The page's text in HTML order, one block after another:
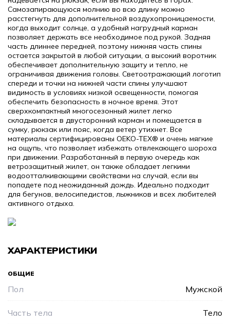
Самозапирающуюся молнию во всю длину можно
расстегнуть для дополнительной воздухопроницаемости,
когда выходит солнце, а удобный нагрудный карман
позволяет держать все необходимое под рукой. Задняя
часть длиннее передней, поэтому нижняя часть спины
остается закрытой в любой ситуации, а высокий воротник
обеспечивает дополнительную защиту и тепло, не
ограничивая движения головы. Светоотражающий логотип
спереди и точки на нижней части спины улучшают
видимость в условиях низкой освещенности, помогая
обеспечить безопасность в ночное время. Этот
сверхкомпактный многосезонный жилет легко
складывается в двусторонний карман и помещается в
сумку, рюкзак или пояс, когда ветер утихнет. Все
материалы сертифицированы OEKO-TEX® и очень мягкие
на ощупь, что позволяет избежать отвлекающего шороха
при движении. Разработанный в первую очередь как
ветрозащитный жилет, он также обладает легкими
водоотталкивающими свойствами на случай, если вы
попадете под неожиданный дождь. Идеально подходит
для бегунов, велосипедистов, лыжников и всех любителей
активного отдыха.
ХАРАКТЕРИСТИКИ
ОБЩИЕ
Пол Мужской
Часть тела Тело